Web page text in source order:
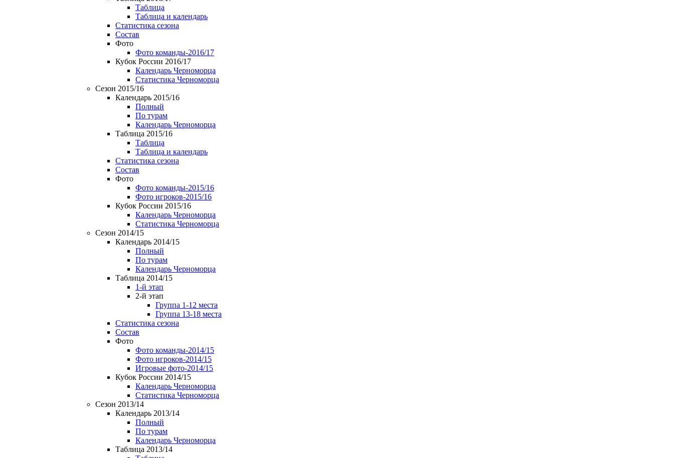
Таблица
Таблица и календарь
Статистика сезона
Состав
Фото
Фото команды-2016/17
Кубок России 2016/17
Календарь Черноморца
Статистика Черноморца
Сезон 2015/16
Календарь 2015/16
Полный
По турам
Календарь Черноморца
Таблица 2015/16
Таблица
Таблица и календарь
Статистика сезона
Состав
Фото
Фото команды-2015/16
Фото игроков-2015/16
Кубок России 2015/16
Календарь Черноморца
Статистика Черноморца
Сезон 2014/15
Календарь 2014/15
Полный
По турам
Календарь Черноморца
Таблица 2014/15
1-й этап
2-й этап
Группа 1-12 места
Группа 13-18 места
Статистика сезона
Состав
Фото
Фото команды-2014/15
Фото игроков-2014/15
Игровые фото-2014/15
Кубок России 2014/15
Календарь Черноморца
Статистика Черноморца
Сезон 2013/14
Календарь 2013/14
Полный
По турам
Календарь Черноморца
Таблица 2013/14